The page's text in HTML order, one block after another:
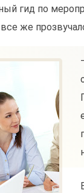
гид по
же